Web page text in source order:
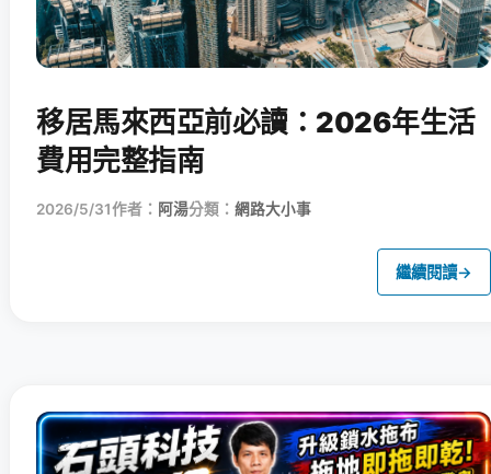
移居馬來西亞前必讀：2026年生活
費用完整指南
2026/5/31作者： 阿湯分類： 網路大小事
繼續閱讀→